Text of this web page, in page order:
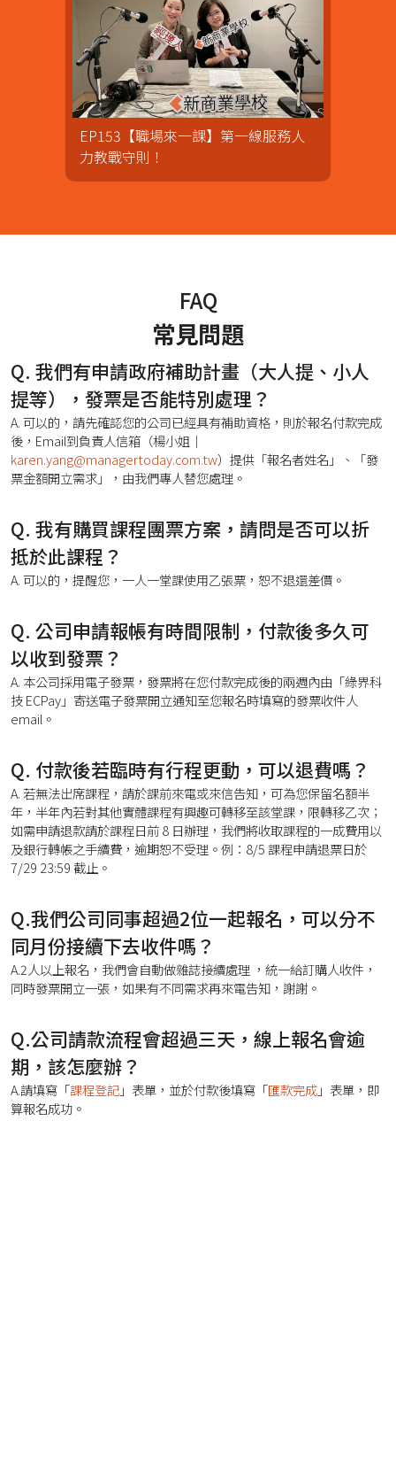
EP153【職場來一課】第一線服務人
力教戰守則！
FAQ
常見問題
Q. 我們有申請政府補助計畫（大人提、小人
提等），發票是否能特別處理？
A. 可以的，請先確認您的公司已經具有補助資格，則於報名付款完成
後，Email到負責人信箱（楊小姐｜
karen.yang@managertoday.com.tw）提供「報名者姓名」、「發
票金額開立需求」，由我們專人替您處理。
Q. 我有購買課程團票方案，請問是否可以折
抵於此課程？
A. 可以的，提醒您，一人一堂課使用乙張票，恕不退還差價。
Q. 公司申請報帳有時間限制，付款後多久可
以收到發票？
A. 本公司採用電子發票，發票將在您付款完成後的兩週內由「綠界科
技 ECPay」寄送電子發票開立通知至您報名時填寫的發票收件人
email。
Q. 付款後若臨時有行程更動，可以退費嗎？
A. 若無法出席課程，請於課前來電或來信告知，可為您保留名額半
年，半年內若對其他實體課程有興趣可轉移至該堂課，限轉移乙次；
如需申請退款請於課程日前 8 日辦理，我們將收取課程的一成費用以
及銀行轉帳之手續費，逾期恕不受理。例：8/5 課程申請退票日於
7/29 23:59 截止。
Q.我們公司同事超過2位一起報名，可以分不
同月份接續下去收件嗎？
A.2人以上報名，我們會自動做雜誌接續處理 ，統一給訂購人收件，
同時發票開立一張，如果有不同需求再來電告知，謝謝。
Q.公司請款流程會超過三天，線上報名會逾
期，該怎麼辦？
A.請填寫「課程登記」表單，並於付款後填寫「匯款完成」表單，即
算報名成功。